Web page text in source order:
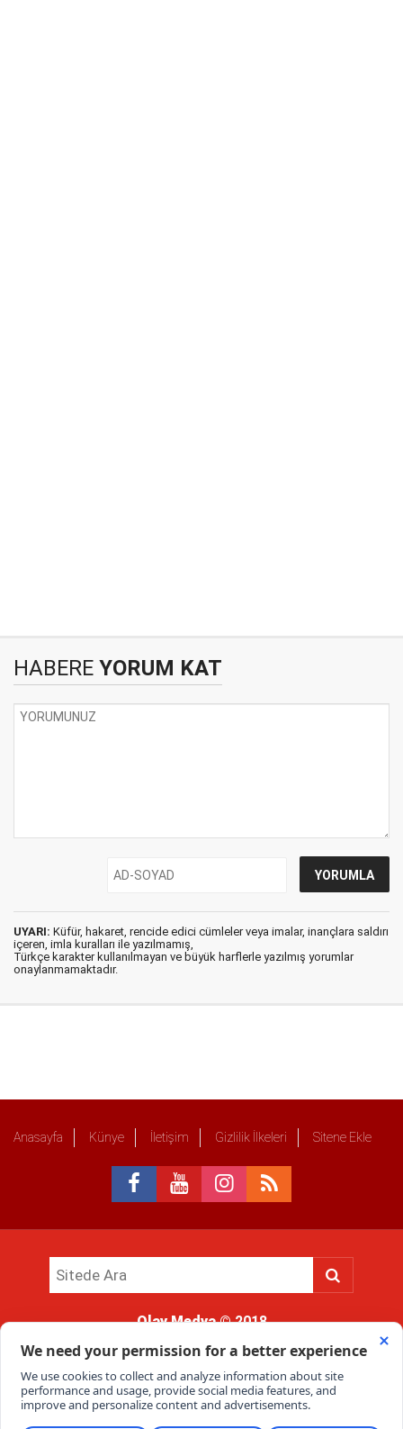
HABERE YORUM KAT
UYARI: Küfür, hakaret, rencide edici cümleler veya imalar, inançlara saldırı
içeren, imla kuralları ile yazılmamış,
Türkçe karakter kullanılmayan ve büyük harflerle yazılmış yorumlar
onaylanmamaktadır.
Anasayfa Künye İletişim Gizlilik İlkeleri Sitene Ekle
Olay Medya© 2018
kullanımı hukuki yaptırıma tabidir.